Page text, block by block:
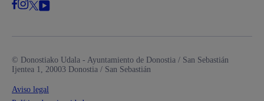
© Donostiako Udala - Ayuntamiento de Donostia / San Sebastián
Ijentea 1, 20003 Donostia / San Sebastián
Aviso legal